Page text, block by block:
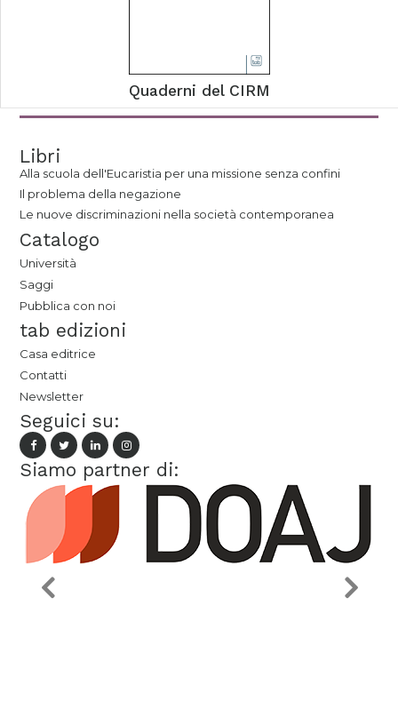
Quaderni del CIRM
Libri
Alla scuola dell'Eucaristia per una missione senza confini
Il problema della negazione
Le nuove discriminazioni nella società contemporanea
Catalogo
Università
Saggi
Pubblica con noi
tab edizioni
Casa editrice
Contatti
Newsletter
Seguici su:
Siamo partner di: